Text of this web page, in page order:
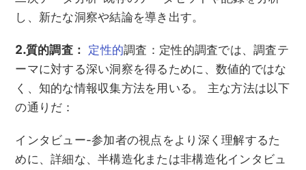
し、新たな洞察や結論を導き出す。
2.質的調査： 定性的調査：定性的調査では、調査テ
ーマに対する深い洞察を得るために、数値的ではな
く、知的な情報収集方法を用いる。 主な方法は以下
の通りだ：
インタビュー-参加者の視点をより深く理解するた
めに、詳細な、半構造化または非構造化インタビュ